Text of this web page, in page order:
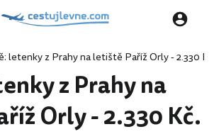
letenky z Prahy na letiště Paříž Orly - 2.330
z Prahy na
Orly - 2.330 Kč.